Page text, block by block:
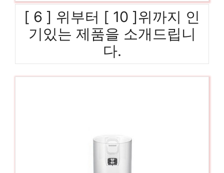
[ 6 ] 위부터 [ 10 ]위까지 인
기있는 제품을 소개드립니
다.